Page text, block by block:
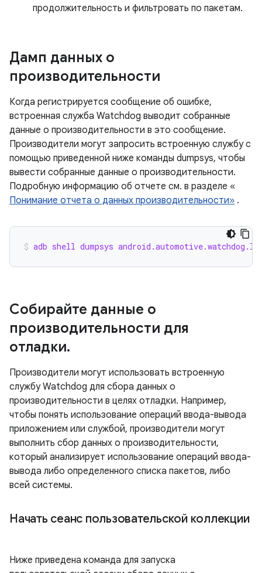
продолжительность и фильтровать по пакетам.
Дамп данных о
производительности
Когда регистрируется сообщение об ошибке,
встроенная служба Watchdog выводит собранные
данные о производительности в это сообщение.
Производители могут запросить встроенную службу с
помощью приведенной ниже команды dumpsys, чтобы
вывести собранные данные о производительности.
Подробную информацию об отчете см. в разделе «
Понимание отчета о данных производительности» .
adb shell dumpsys
Собирайте данные о
производительности для
отладки.
Производители могут использовать встроенную
службу Watchdog для сбора данных о
производительности в целях отладки. Например,
чтобы понять использование операций ввода-вывода
приложением или службой, производители могут
выполнить сбор данных о производительности,
который анализирует использование операций ввода-
вывода либо определенного списка пакетов, либо
всей системы.
Начать сеанс пользовательской коллекции
Ниже приведена команда для запуска